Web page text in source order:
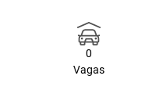
0
Vagas